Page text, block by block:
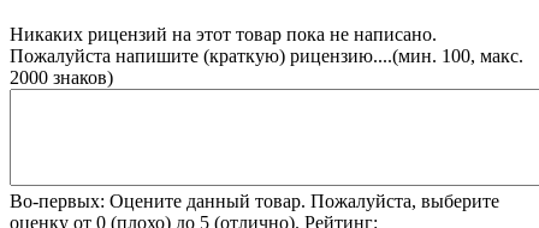
Никаких рицензий на этот товар пока не написано.
Пожалуйста напишите (краткую) рицензию....(мин. 100, макс.
2000 знаков)
Во-первых: Оцените данный товар. Пожалуйста, выберите
оценку от 0 (плохо) до 5 (отлично). Рейтинг: